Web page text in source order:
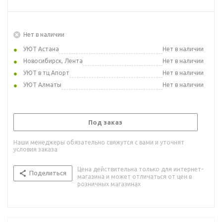
Нет в наличии
УЮТ Астана
Нет в наличии
Новосибирск, Лента
Нет в наличии
УЮТ в тц Апорт
Нет в наличии
УЮТ Алматы
Нет в наличии
Под заказ
Наши менеджеры обязательно свяжутся с вами и уточнят
условия заказа
Поделиться
Цена действительна только для интернет-
магазина и может отличаться от цен в
розничных магазинах